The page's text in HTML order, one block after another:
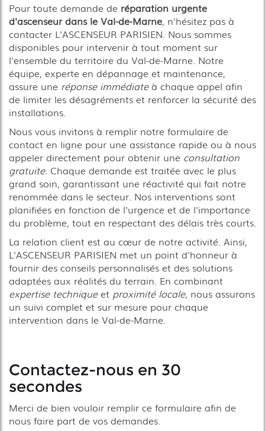
Pour toute demande de réparation urgente
d'ascenseur dans le Val-de-Marne, n'hésitez pas à
contacter L'ASCENSEUR PARISIEN. Nous sommes
disponibles pour intervenir à tout moment sur
l'ensemble du territoire du Val-de-Marne. Notre
équipe, experte en dépannage et maintenance,
assure une réponse immédiateà chaque appel afin
de limiter les désagréments et renforcer la sécurité des
installations.
Nous vous invitons à remplir notre formulaire de
contact en ligne pour une assistance rapide ou à nous
appeler directement pour obtenir une consultation
gratuite. Chaque demande est traitée avec le plus
grand soin, garantissant une réactivité qui fait notre
renommée dans le secteur. Nos interventions sont
planifiées en fonction de l'urgence et de l'importance
du problème, tout en respectant des délais très courts.
La relation client est au cœur de notre activité. Ainsi,
L'ASCENSEUR PARISIEN met un point d'honneur à
fournir des conseils personnalisés et des solutions
adaptées aux réalités du terrain. En combinant
expertise techniqueet proximité locale, nous assurons
un suivi complet et sur mesure pour chaque
intervention dans le Val-de-Marne.
Contactez-nous en 30
secondes
Merci de bien vouloir remplir ce formulaire afin de
nous faire part de vos demandes.